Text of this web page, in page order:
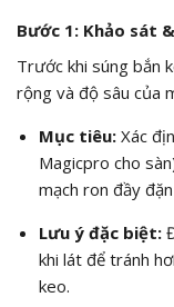
Bước 1: Khảo sát
Trước khi súng bắn
rộng và độ sâu của
Mục tiêu:Xác
Magicpro cho
mạch ron đầy
Lưu ý đặc biệt:
khi lát để tránh
keo.